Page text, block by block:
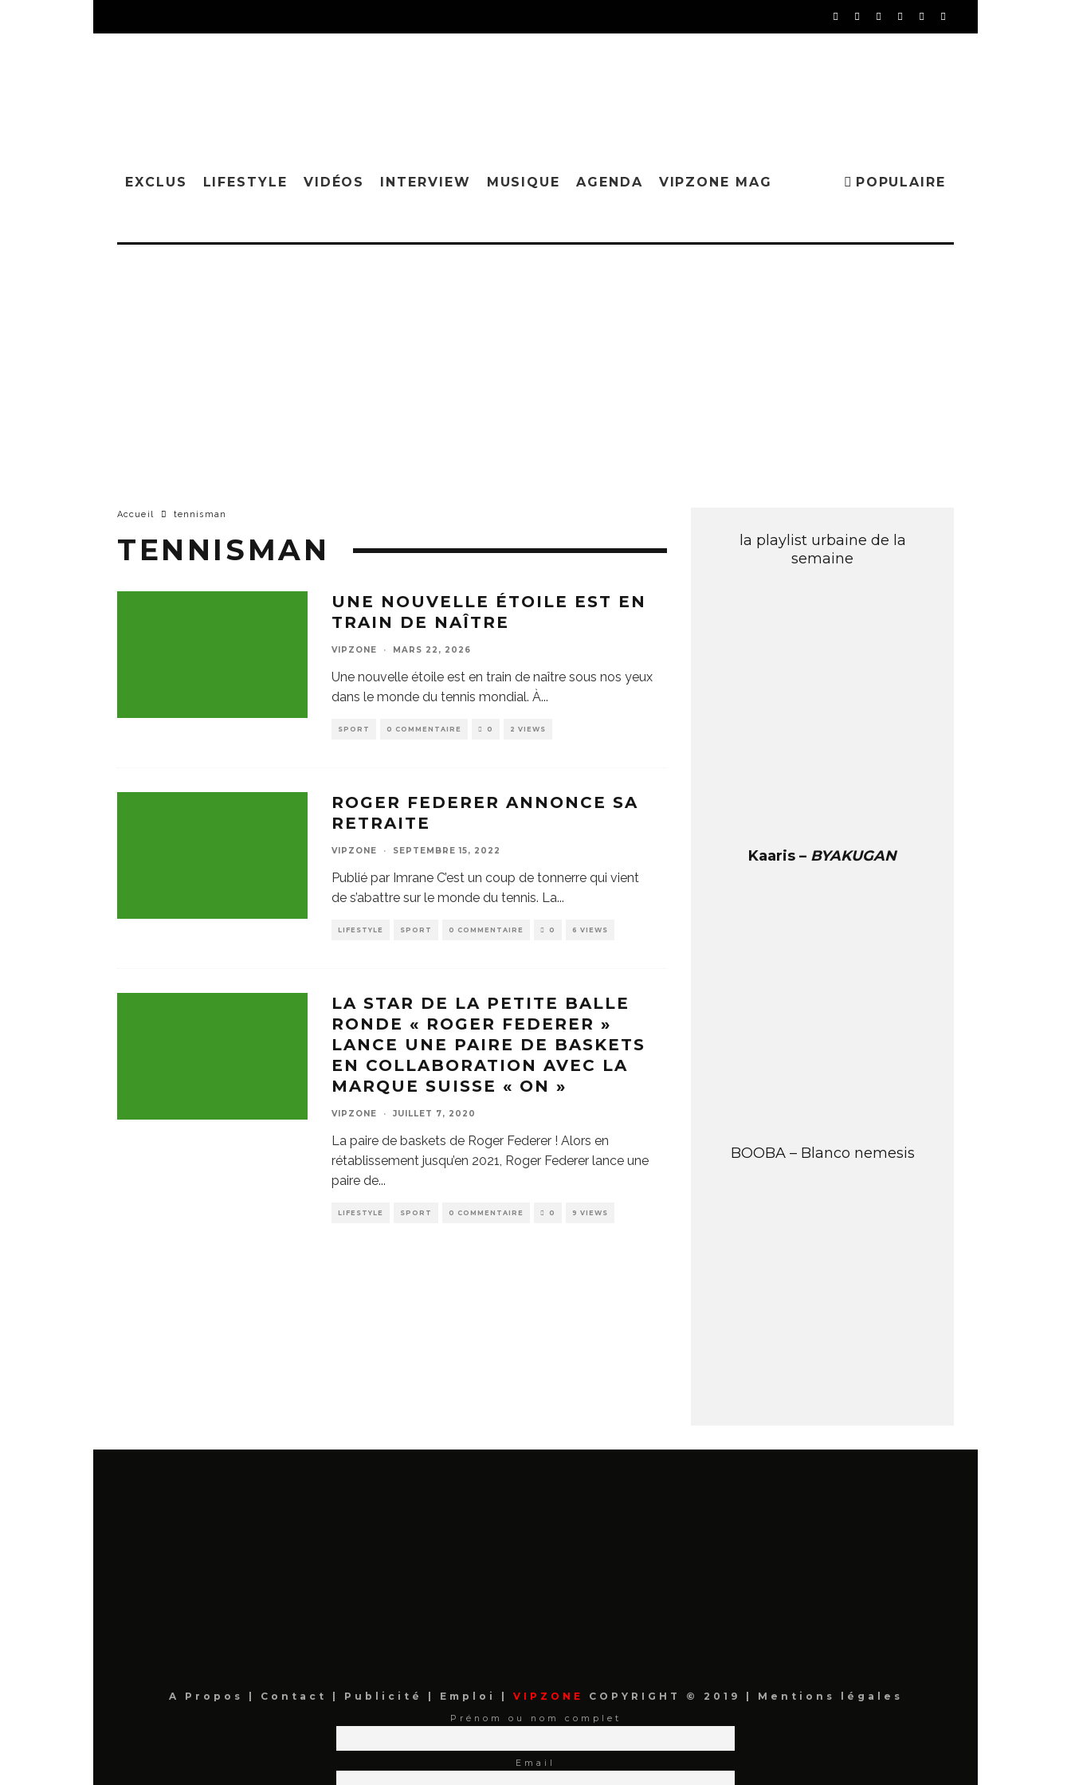
EXCLUS LIFESTYLE VIDÉOS INTERVIEW MUSIQUE AGENDA VIPZONE MAG POPULAIRE
Accueil tennisman
TENNISMAN
UNE NOUVELLE ÉTOILE EST EN
TRAIN DE NAÎTRE
VIPZONE · MARS 22, 2026
Une nouvelle étoile est en train de naître sous nos yeux
dans le monde du tennis mondial. À...
SPORT 0 COMMENTAIRE 0 2 VIEWS
ROGER FEDERER ANNONCE SA
RETRAITE
VIPZONE · SEPTEMBRE 15, 2022
Publié par Imrane C’est un coup de tonnerre qui vient
de s’abattre sur le monde du tennis. La...
LIFESTYLE SPORT 0 COMMENTAIRE 0 6 VIEWS
LA STAR DE LA PETITE BALLE
RONDE « ROGER FEDERER »
LANCE UNE PAIRE DE BASKETS
EN COLLABORATION AVEC LA
MARQUE SUISSE « ON »
VIPZONE · JUILLET 7, 2020
La paire de baskets de Roger Federer ! Alors en
rétablissement jusqu’en 2021, Roger Federer lance une
paire de...
LIFESTYLE SPORT 0 COMMENTAIRE 0 9 VIEWS
la playlist urbaine de la
semaine
Kaaris – BYAKUGAN
BOOBA – Blanco nemesis
A Propos Contact Publicité Emploi VIPZONE COPYRIGHT © 2019 | Mentions légales
Prénom ou nom complet
Email